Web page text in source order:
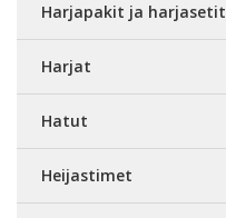
Harjapakit ja harjasetit
Harjat
Hatut
Heijastimet